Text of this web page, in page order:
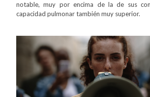
notable, muy por encima de la de sus
capacidad pulmonar también muy superior.